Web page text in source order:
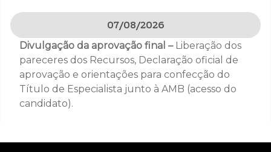
07/08/2026
Divulgação da aprovação final –Liberação dos
pareceres dos Recursos, Declaração oficial de
aprovação e orientações para confecção do
Título de Especialista junto à AMB (acesso do
candidato).